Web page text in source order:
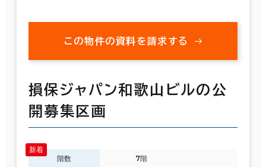
この物件の資料を請求する
損保ジャパン和歌山ビルの公
開募集区画
階数 7階